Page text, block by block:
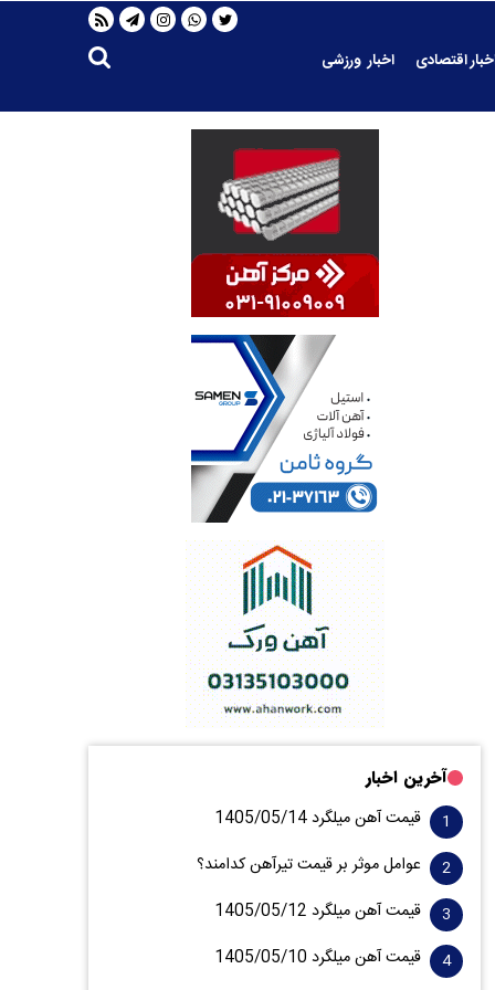
اقتصادی
اخبار ورزشی
آخرین اخبار
قیمت آهن میلگرد 1405/05/14
عوامل موثر بر قیمت تیرآهن کدامند؟
قیمت آهن میلگرد 1405/05/12
قیمت آهن میلگرد 1405/05/10